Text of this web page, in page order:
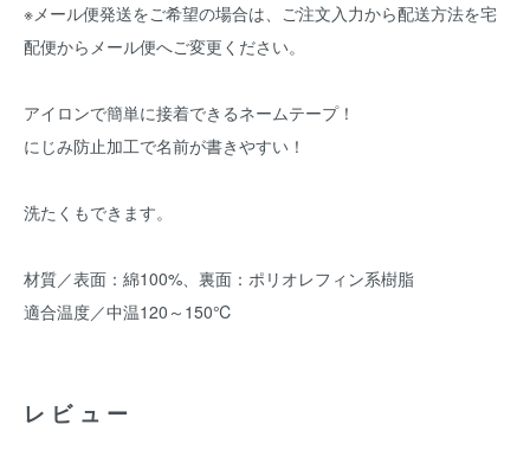
※メール便発送をご希望の場合は、ご注文入力から配送方法を宅
配便からメール便へご変更ください。
アイロンで簡単に接着できるネームテープ！
にじみ防止加工で名前が書きやすい！
洗たくもできます。
材質／表面：綿100%、裏面：ポリオレフィン系樹脂
適合温度／中温120～150℃
レビュー